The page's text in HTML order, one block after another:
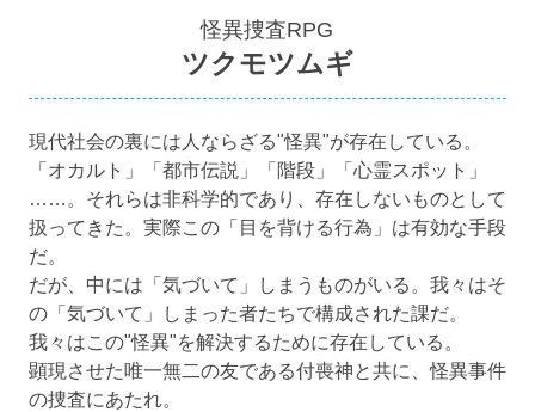
怪異捜査RPG
ツクモツムギ
現代社会の裏には人ならざる"怪異"が存在している。
「オカルト」「都市伝説」「階段」「心霊スポット」
……。それらは非科学的であり、存在しないものとして
扱ってきた。実際この「目を背ける行為」は有効な手段
だ。
だが、中には「気づいて」しまうものがいる。我々はそ
の「気づいて」しまった者たちで構成された課だ。
我々はこの"怪異"を解決するために存在している。
顕現させた唯一無二の友である付喪神と共に、怪異事件
の捜査にあたれ。